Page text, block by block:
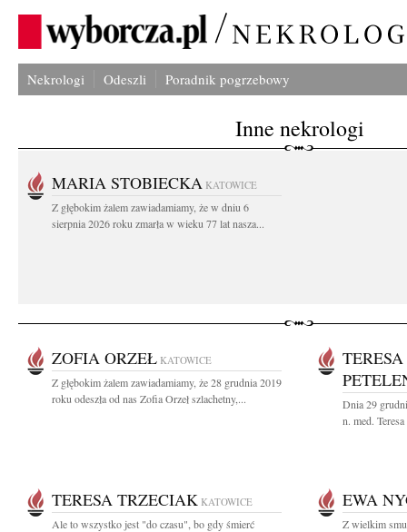
Nekrologi Odeszli Poradnik pogrzebowy
Inne nekrologi
MARIA STOBIECKA KATOWICE
Z głębokim żalem zawiadamiamy, że w dniu 6
sierpnia 2026 roku zmarła w wieku 77 lat nasza...
ZOFIA ORZEŁ KATOWICE
Z głębokim żalem zawiadamiamy, że 28 grudnia 2019
roku odeszła od nas Zofia Orzeł szlachetny,...
Dnia 29
n. med.
TERESA TRZECIAK KATOWICE
Ale to wszystko jest "do czasu", bo gdy śmierć
EWA
Z wielkim